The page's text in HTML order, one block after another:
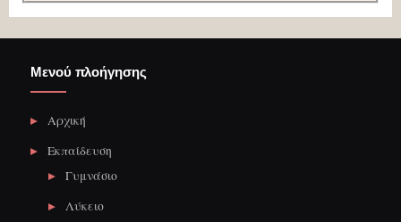
Μενού πλοήγησης
Αρχική
Εκπαίδευση
Γυμνάσιο
Λύκειο